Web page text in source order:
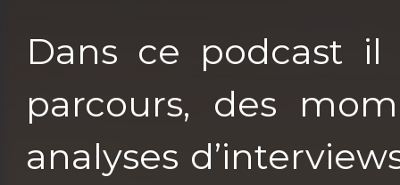
Dans ce podcast
parcours, des
analyses